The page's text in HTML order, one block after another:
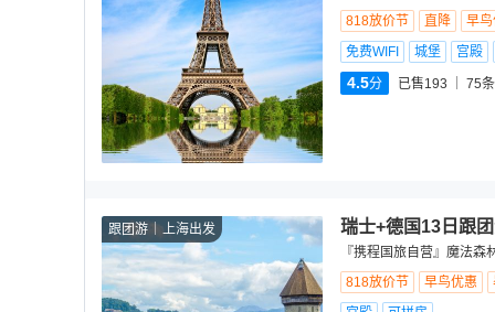
818放价节
直降
早
免费WIFI
城堡 宫殿
4.5分 已售193 75
跟团游 上海出发 瑞士+德国13日跟
『携程国旅自营』魔法
818放价节
早鸟优惠